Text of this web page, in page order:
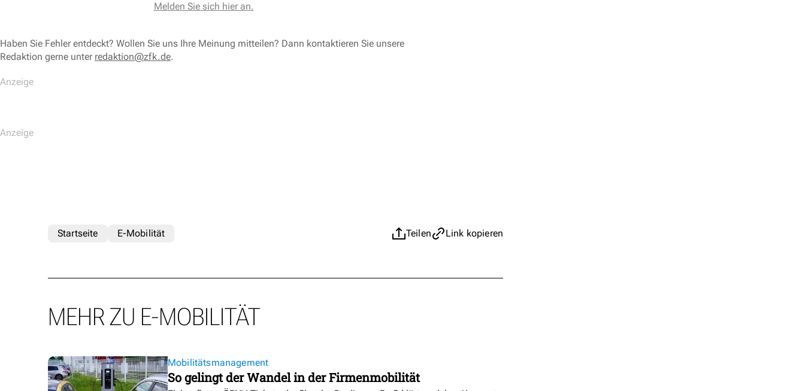
Melden Sie sich hier an.
Haben Sie Fehler entdeckt? Wollen Sie uns Ihre Meinung mitteilen? Dann kontaktieren Sie unsere
Redaktion gerne unter redaktion@zfk.de.
Teilen Link kopieren
Startseite E-Mobilität
MEHR ZU E-MOBILITÄT
Mobilitätsmanagement
So gelingt der Wandel in der Firmenmobilität